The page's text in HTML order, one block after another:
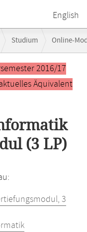
English
Studium Online-
2016/17
Äquivalent
(3 LP)
3